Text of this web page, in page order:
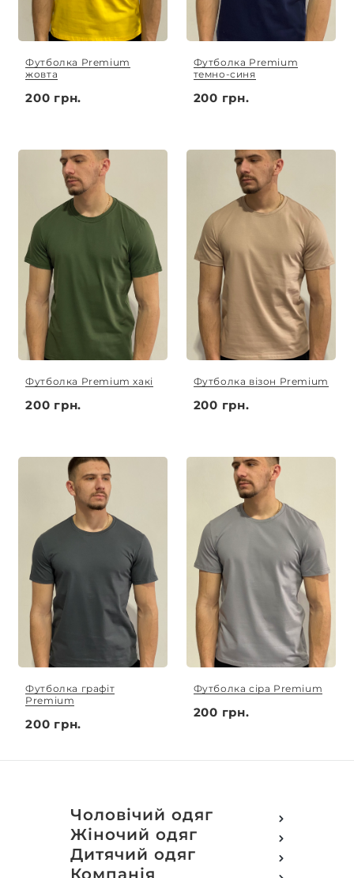
Футболка Premium
жовта
200 грн.
Футболка Premium
темно-синя
200 грн.
Футболка Premium хакі
200 грн.
Футболка візон Premium
200 грн.
Футболка графіт
Premium
200 грн.
Футболка сіра Premium
200 грн.
Чоловічий одяг
Футболки
Футболки Polo
Кофти
Світшот
Жіночий одяг
Футболки
Поло
Дитячий одяг
Футболки